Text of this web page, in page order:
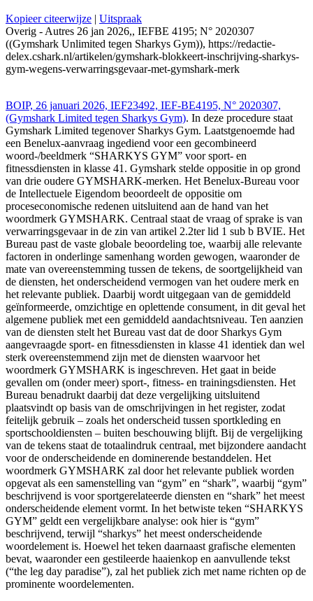
Kopieer citeerwijze | Uitspraak
Overig - Autres 26 jan 2026,, IEFBE 4195; N° 2020307
((Gymshark Unlimited tegen Sharkys Gym)), https://redactie-
delex.cshark.nl/artikelen/gymshark-blokkeert-inschrijving-sharkys-
gym-wegens-verwarringsgevaar-met-gymshark-merk
BOIP, 26 januari 2026, IEF23492, IEF-BE4195, N° 2020307,
(Gymshark Limited tegen Sharkys Gym). In deze procedure staat
Gymshark Limited tegenover Sharkys Gym. Laatstgenoemde had
een Benelux-aanvraag ingediend voor een gecombineerd
woord-/beeldmerk “SHARKYS GYM” voor sport- en
fitnessdiensten in klasse 41. Gymshark stelde oppositie in op grond
van drie oudere GYMSHARK-merken. Het Benelux-Bureau voor
de Intellectuele Eigendom beoordeelt de oppositie om
proceseconomische redenen uitsluitend aan de hand van het
woordmerk GYMSHARK. Centraal staat de vraag of sprake is van
verwarringsgevaar in de zin van artikel 2.2ter lid 1 sub b BVIE. Het
Bureau past de vaste globale beoordeling toe, waarbij alle relevante
factoren in onderlinge samenhang worden gewogen, waaronder de
mate van overeenstemming tussen de tekens, de soortgelijkheid van
de diensten, het onderscheidend vermogen van het oudere merk en
het relevante publiek. Daarbij wordt uitgegaan van de gemiddeld
geïnformeerde, omzichtige en oplettende consument, in dit geval het
algemene publiek met een gemiddeld aandachtsniveau. Ten aanzien
van de diensten stelt het Bureau vast dat de door Sharkys Gym
aangevraagde sport- en fitnessdiensten in klasse 41 identiek dan wel
sterk overeenstemmend zijn met de diensten waarvoor het
woordmerk GYMSHARK is ingeschreven. Het gaat in beide
gevallen om (onder meer) sport-, fitness- en trainingsdiensten. Het
Bureau benadrukt daarbij dat deze vergelijking uitsluitend
plaatsvindt op basis van de omschrijvingen in het register, zodat
feitelijk gebruik – zoals het onderscheid tussen sportkleding en
sportschooldiensten – buiten beschouwing blijft. Bij de vergelijking
van de tekens staat de totaalindruk centraal, met bijzondere aandacht
voor de onderscheidende en dominerende bestanddelen. Het
woordmerk GYMSHARK zal door het relevante publiek worden
opgevat als een samenstelling van “gym” en “shark”, waarbij “gym”
beschrijvend is voor sportgerelateerde diensten en “shark” het meest
onderscheidende element vormt. In het betwiste teken “SHARKYS
GYM” geldt een vergelijkbare analyse: ook hier is “gym”
beschrijvend, terwijl “sharkys” het meest onderscheidende
woordelement is. Hoewel het teken daarnaast grafische elementen
bevat, waaronder een gestileerde haaienkop en aanvullende tekst
(“the leg day paradise”), zal het publiek zich met name richten op de
prominente woordelementen.